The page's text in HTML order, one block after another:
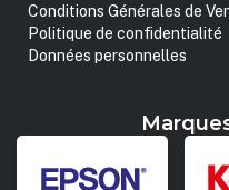
Conditions Générales de
Politique de confidentialité
Données personnelles